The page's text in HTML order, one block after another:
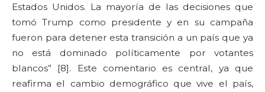
Estados Unidos. La mayoría de las decisiones que
tomó Trump como presidente y en su campaña
fueron para detener esta transición a un país que ya
no está dominado políticamente por votantes
blancos” [8]. Este comentario es central, ya que
reafirma el cambio demográfico que vive el país,